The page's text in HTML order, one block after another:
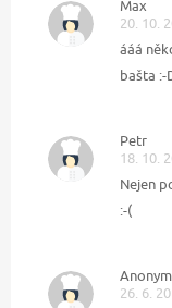
Max
20. 10.
ááá
bašta :-
Petr
18. 10.
Nejen
:-(
26. 6.